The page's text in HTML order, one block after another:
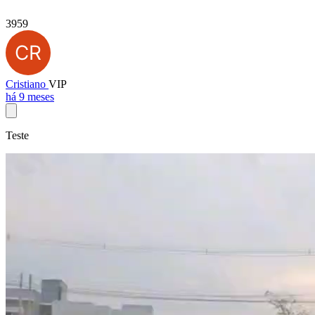
3959
Cristiano VIP
há 9 meses
Teste